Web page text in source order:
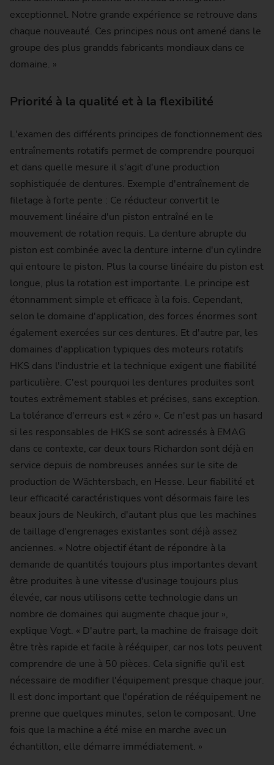
exceptionnel. Notre grande expérience se retrouve dans
chaque nouveauté. Ces principes nous ont amené dans le
groupe des plus grandds fabricants mondiaux dans ce
domaine. »
Priorité à la qualité et à la flexibilité
L'examen des différents principes de fonctionnement des
entraînements rotatifs permet de comprendre pourquoi
et dans quelle mesure il s'agit d'une production
sophistiquée de dentures. Exemple d'entraînement de
filetage à forte pente : Ce réducteur convertit le
mouvement linéaire d'un piston entraîné en le
mouvement de rotation requis. La denture abrupte du
piston est combinée avec la denture interne d'un cylindre
qui entoure le piston. Plus la course linéaire du piston est
longue, plus la rotation est importante. Le principe est
étonnamment simple et efficace à la fois. Cependant,
selon le domaine d'application, des forces énormes sont
également exercées sur ces dentures. Et d'autre par, les
domaines d'application typiques des moteurs rotatifs
HKS dans l'industrie et la technique exigent une fiabilité
particulière. C'est pourquoi les dentures produites sont
toutes extrêmement stables et précises, sans exception.
La tolérance d'erreurs est « zéro ». Ce n'est pas un hasard
si les responsables de HKS se sont adressés à EMAG
dans ce contexte, car deux tours Richardon sont déjà en
service depuis de nombreuses années sur le site de
production de Wächtersbach, en Hesse. Leur fiabilité et
leur efficacité caractéristiques vont désormais faire les
beaux jours de Neukirch, d'autant plus que les machines
de taillage d'engrenages existantes sont déjà assez
anciennes. « Notre objectif étant de répondre à la
demande de quantités toujours plus importantes devant
être produites à une vitesse d'usinage toujours plus
élevée, car nous utilisons cette technologie dans un
nombre de domaines qui augmente chaque jour »,
explique Vogt. « D'autre part, la machine de fraisage doit
être très rapide et facile à rééquiper, car nos lots peuvent
comprendre de une à 50 pièces. Cela signifie qu'il est
nécessaire de modifier l'équipement presque chaque jour.
Il est donc important que l'opération de rééquipement ne
prenne que quelques minutes, selon le composant. Une
fois que la machine a été mise en marche avec un
échantillon, elle démarre immédiatement. »